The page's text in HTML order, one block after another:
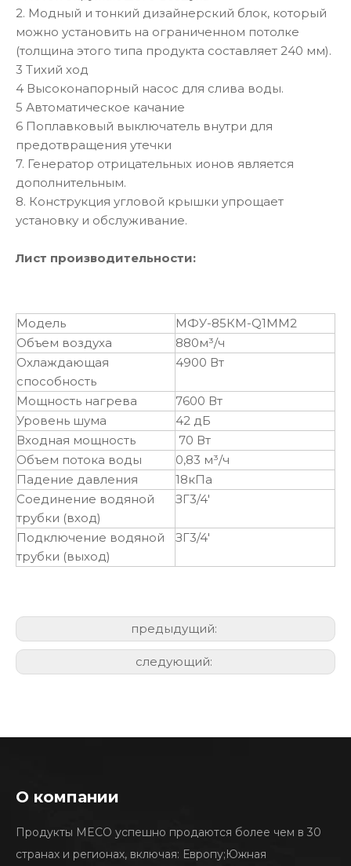
2. Модный и тонкий дизайнерский блок, который
можно установить на ограниченном потолке
(толщина этого типа продукта составляет 240 мм).
3 Тихий ход
4 Высоконапорный насос для слива воды.
5 Автоматическое качание
6 Поплавковый выключатель внутри для
предотвращения утечки
7. Генератор отрицательных ионов является
дополнительным.
8. Конструкция угловой крышки упрощает
установку и обслуживание.
Лист производительности:
Модель
МФУ-85КМ-Q1MM2
Объем воздуха
880м³/ч
Охлаждающая
способность
4900 Вт
Мощность нагрева
7600 Вт
Уровень шума
42 дБ
Входная мощность
70 Вт
Объем потока воды
0,83 м³/ч
Падение давления
18кПа
Соединение водяной
трубки (вход)
ЗГ3/4'
Подключение водяной
трубки (выход)
ЗГ3/4'
предыдущий:
следующий:
О компании
Продукты MECO успешно продаются более чем в 30
странах и регионах, включая: Европу;Южная